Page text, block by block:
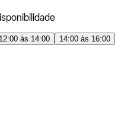
12:00 às 14:00
14:00 às 16:00